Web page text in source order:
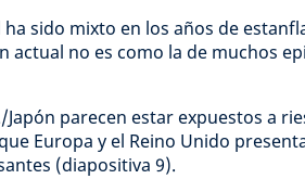
sido mixto en los años de
actual no es como la de muchos
Japón parecen estar expuestos a
Europa y el Reino Unido
(diapositiva 9).